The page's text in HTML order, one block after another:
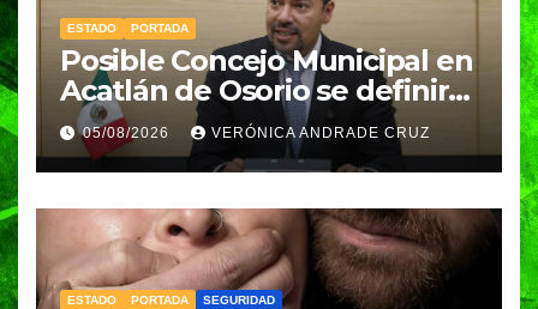
ESTADO PORTADA
Posible Concejo Municipal en
Acatlán de Osorio se definirá
en una semana; Congreso
espera resolución de
Gobernación
05/08/2026 VERÓNICA ANDRADE CRUZ
ESTADO PORTADA SEGURIDAD